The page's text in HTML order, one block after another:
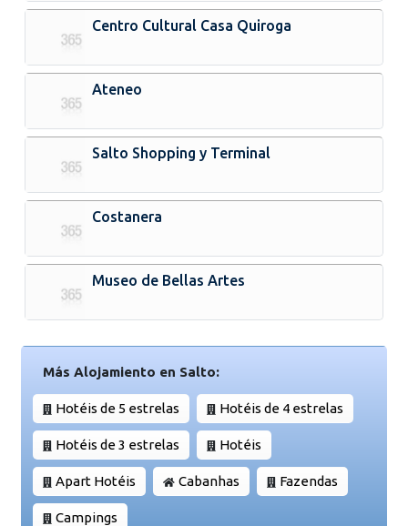
Centro Cultural Casa Quiroga
Ateneo
Salto Shopping y Terminal
Costanera
Museo de Bellas Artes
Más Alojamiento en Salto:
Hotéis de 5 estrelas Hotéis de 4 estrelas
Hotéis de 3 estrelas Hotéis
Apart Hotéis Cabanhas Fazendas
Campings